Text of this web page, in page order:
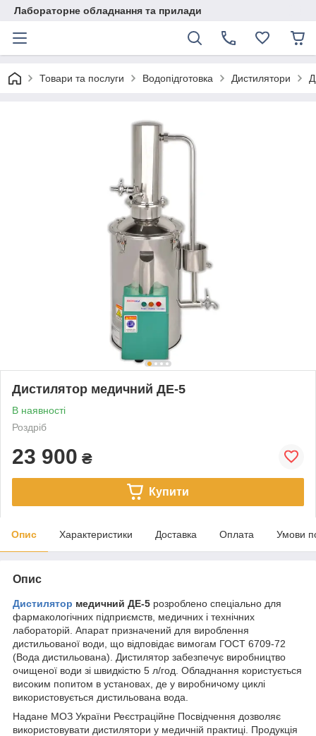
Лабораторне обладнання та прилади
Товари та послуги Водопідготовка Дистилятори
Дистилятор медичний ДЕ-5
В наявності
Роздріб
23 900 ₴
Купити
Опис Характеристики Доставка Оплата Умови
Опис
Дистилятор медичний ДЕ-5 розроблено спеціально для
фармакологічних підприємств, медичних і технічних
лабораторій. Апарат призначений для вироблення
дистильованої води, що відповідає вимогам ГОСТ 6709-72
(Вода дистильована). Дистилятор забезпечує виробництво
очищеної води зі швидкістю 5 л/год. Обладнання користується
високим попитом в установах, де у виробничому циклі
використовується дистильована вода.
Надане МОЗ України Реєстраційне Посвідчення дозволяє
використовувати дистилятори у медичній практиці. Продукція